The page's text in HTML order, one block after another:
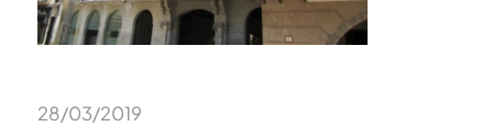
28/03/2019